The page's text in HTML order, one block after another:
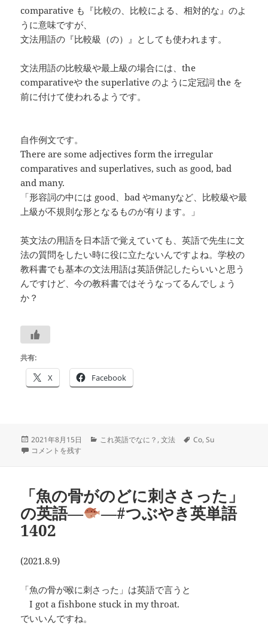
comparative も『比較の、比較による、相対的な』のよ
うに意味ですが、
文法用語の『比較級（の）』としても使われます。
文法用語の比較級や最上級の場合には、the
comparativeや the superlative のように定冠詞 the を
前に付けて使われるようです。
自作例文です。
There are some adjectives form the irregular
comparatives and superlatives, such as good, bad
and many.
「形容詞の中には good、bad やmanyなど、比較級や最
上級が不規則な形となるものが有ります。」
英文法の用語を日本語で覚えていても、英語で先生に文
法の質問をしたい時に役に立たないんですよね。学校の
教科書でも基本の文法用語は英語併記したらいいと思う
んですけど、今の教科書ではそうなってるんでしょう
か？
共有:
X Facebook
投
稿
2021年8月15日
カ
これ英語でなに？ ,文法
タ
Co,Su
英語で最上級は？―
コメントを残す
「魚の骨がのどに刺ささった」
の英語―
―#つぶやき英単語
1402
(2021.8.9)
「魚の骨が喉に刺さった」は英語で言うと
I got a fishbone stuck in my throat.
でいいんですね。